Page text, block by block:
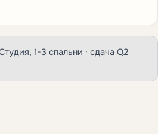
1-3 спальни · сдача Q2